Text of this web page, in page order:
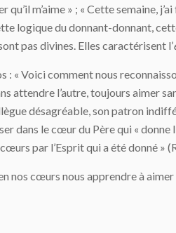
m’aime » ; « Cette semaine,
logique du donnant-donnant,
pas divines. Elles caractérisent l’
: « Voici comment nous
attendre l’autre, toujours aimer
désagréable, son patron
dans le cœur du Père qui « donne
par l’Esprit qui a été donné »
nos cœurs nous apprendre à